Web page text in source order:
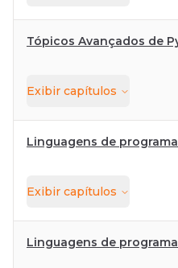
Tópicos Avançados de
Exibir capítulos
Linguagens de
Exibir capítulos
Linguagens de